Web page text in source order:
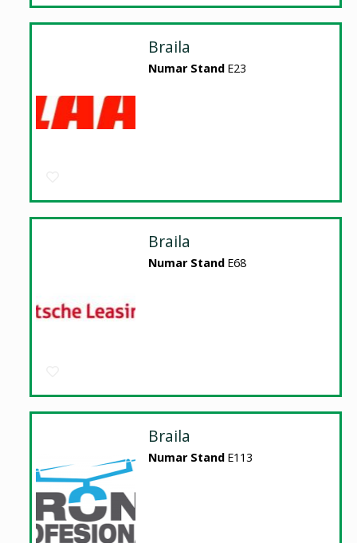
Braila
Numar Stand E23
Braila
Numar Stand E68
Braila
Numar Stand E113